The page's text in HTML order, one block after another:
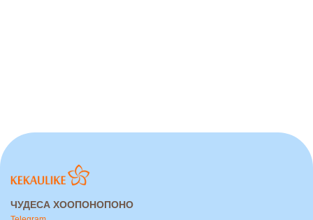
ЧУДЕСА ХООПОНОПОНО